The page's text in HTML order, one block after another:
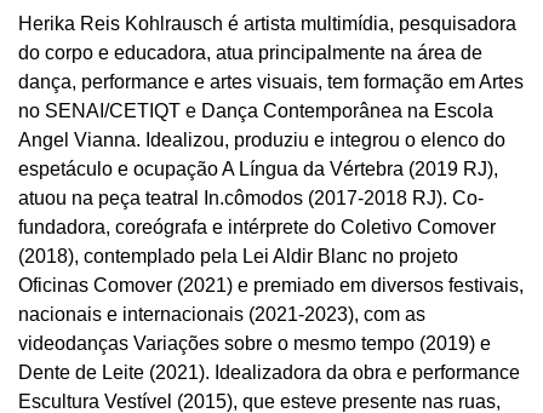
Herika Reis Kohlrausch é artista multimídia, pesquisadora
do corpo e educadora, atua principalmente na área de
dança, performance e artes visuais, tem formação em Artes
no SENAI/CETIQT e Dança Contemporânea na Escola
Angel Vianna. Idealizou, produziu e integrou o elenco do
espetáculo e ocupação A Língua da Vértebra (2019 RJ),
atuou na peça teatral In.cômodos (2017-2018 RJ). Co-
fundadora, coreógrafa e intérprete do Coletivo Comover
(2018), contemplado pela Lei Aldir Blanc no projeto
Oficinas Comover (2021) e premiado em diversos festivais,
nacionais e internacionais (2021-2023), com as
videodanças Variações sobre o mesmo tempo (2019) e
Dente de Leite (2021). Idealizadora da obra e performance
Escultura Vestível (2015), que esteve presente nas ruas,